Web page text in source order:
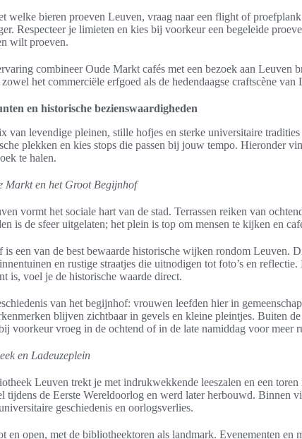
welke bieren proeven Leuven, vraag naar een flight of
Respecteer je limieten en kies bij voorkeur een begeleide
wilt proeven.
combineer Oude Markt cafés met een bezoek aan Leuven
het commerciële erfgoed als de hedendaagse craftscène van
en historische bezienswaardigheden
van levendige pleinen, stille hofjes en sterke universitaire
plekken en kies stops die passen bij jouw tempo. Hieronder
te halen.
Markt en het Groot Begijnhof
vormt het sociale hart van de stad. Terrassen reiken van
is de sfeer uitgelaten; het plein is top om mensen te kijken en
een van de best bewaarde historische wijken rondom Leuven.
en rustige straatjes die uitnodigen tot foto’s en
is, voel je de historische waarde direct.
van het begijnhof: vrouwen leefden hier in
blijven zichtbaar in gevels en kleine pleintjes. Buiten
voorkeur vroeg in de ochtend of in de late namiddag voor meer
en Ladeuzeplein
Leuven trekt je met indrukwekkende leeszalen en een toren
tijdens de Eerste Wereldoorlog en werd later herbouwd. Binnen
geschiedenis en oorlogsverlies.
en open, met de bibliotheektoren als landmark. Evenementen en